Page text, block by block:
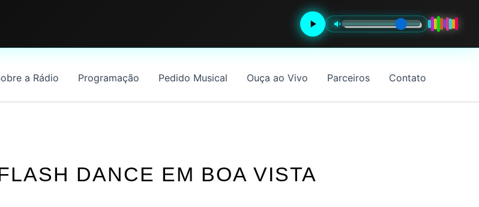
a Rádio Programação Pedido Musical Ouça ao Vivo Parceiros Contato
DANCE EM BOA VISTA